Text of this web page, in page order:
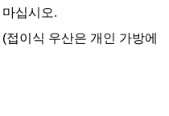
십시오.
이식 우산은 개인 가방에